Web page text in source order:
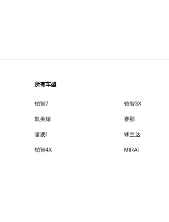
所有车型
铂智7 铂智3X
凯美瑞 赛那
雷凌L 锋兰达
铂智4X MIRAI